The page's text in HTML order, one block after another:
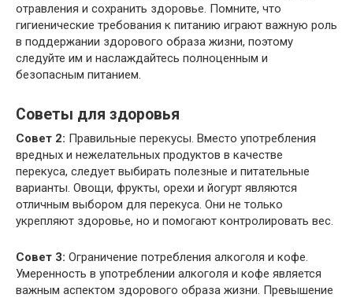
отравления и сохранить здоровье. Помните, что
гигиенические требования к питанию играют важную роль
в поддержании здорового образа жизни, поэтому
следуйте им и наслаждайтесь полноценным и
безопасным питанием.
Советы для здоровья
Совет 2: Правильные перекусы. Вместо употребления
вредных и нежелательных продуктов в качестве
перекуса, следует выбирать полезные и питательные
варианты. Овощи, фрукты, орехи и йогурт являются
отличным выбором для перекуса. Они не только
укрепляют здоровье, но и помогают контролировать вес.
Совет 3: Ограничение потребления алкоголя и кофе.
Умеренность в употреблении алкоголя и кофе является
важным аспектом здорового образа жизни. Превышение